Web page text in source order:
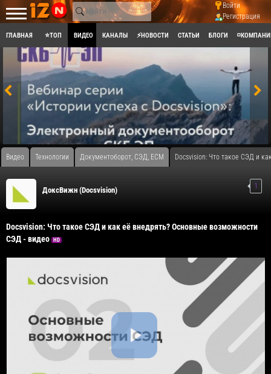
Войти
Регистрация
ГЛАВНАЯ ⭐ТОП ВИДЕО КАНАЛЫ ⚡НОВОСТИ СТАТЬИ БЛОГИ
Видео Технологии Документоборот, СЭД, ECM Docsvision: Что такое СЭД и
ДоксВижн (Docsvision) 1
Docsvision: Что такое СЭД и как её внедрять? Основные возможности
СЭД - видео
HD